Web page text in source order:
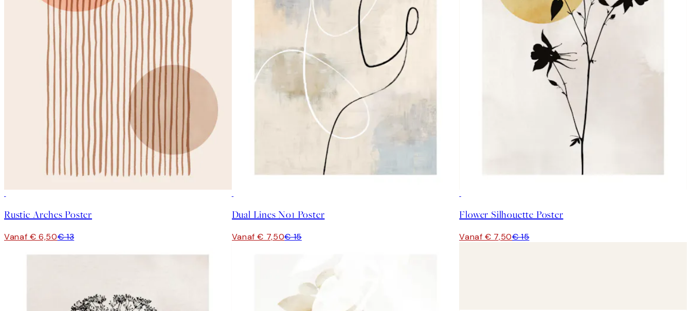
Rustic Arches Poster
Vanaf € 6,50€ 13
Dual Lines No1 Poster
Vanaf € 7,50€ 15
Flower Silhouette Poster
Vanaf € 7,50€ 15